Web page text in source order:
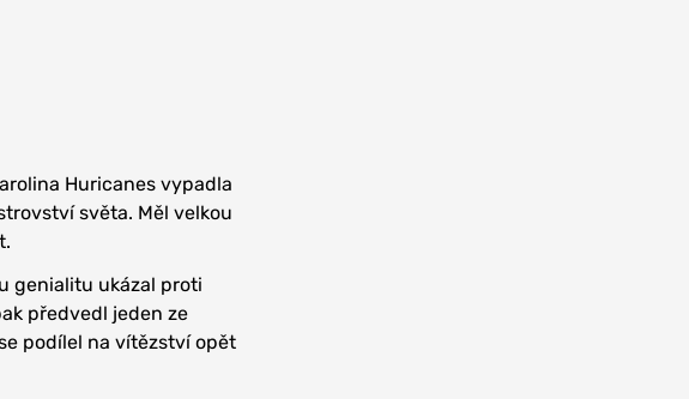
Huricanes vypadla
světa. Měl velkou
genialitu ukázal proti
předvedl jeden ze
podílel na vítězství opět